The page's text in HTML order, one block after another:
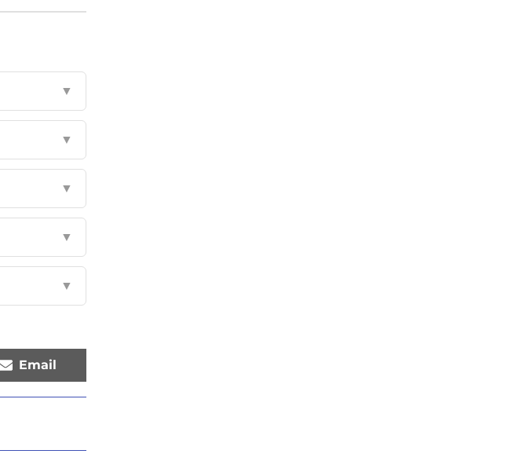
▼
▼
▼
▼
▼
Email